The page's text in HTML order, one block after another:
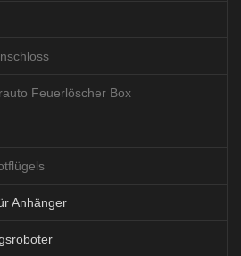
Feuerlöscher Box
Anhänger